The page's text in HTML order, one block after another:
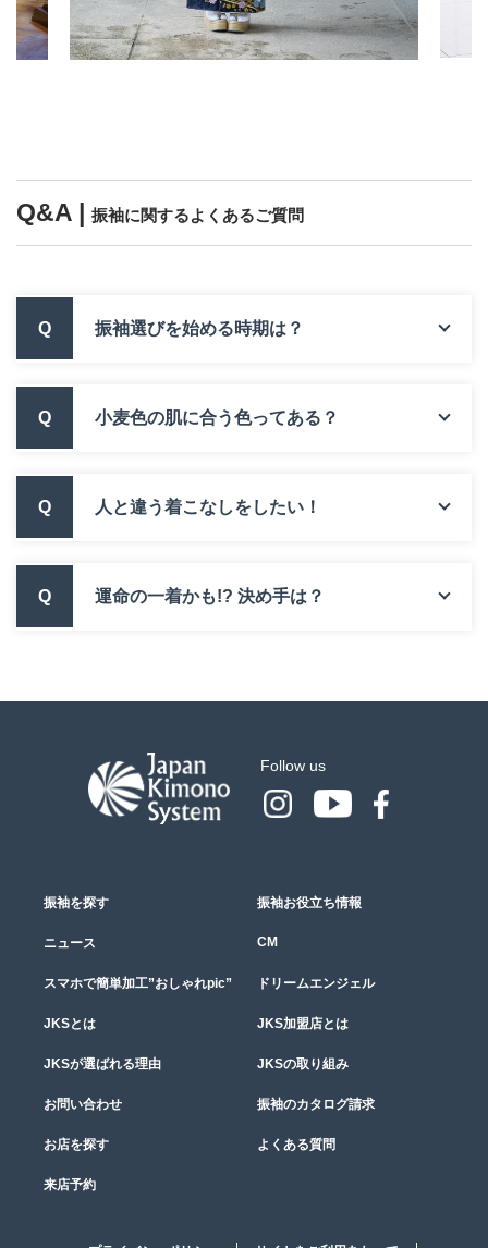
Q&A | 振袖に関するよくあるご質問
Q 振袖選びを始める時期は？
Q 小麦色の肌に合う色ってある？
Q 人と違う着こなしをしたい！
Q 運命の一着かも!? 決め手は？
Follow us
振袖を探す 振袖お役立ち情報
ニュース CM
スマホで簡単加工”おしゃれpic” ドリームエンジェル
JKSとは JKS加盟店とは
JKSが選ばれる理由 JKSの取り組み
お問い合わせ 振袖のカタログ請求
お店を探す よくある質問
来店予約